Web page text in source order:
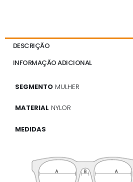
DESCRIÇÃO
INFORMAÇÃO ADICIONAL
SEGMENTO MULHER
MATERIAL NYLOR
MEDIDAS